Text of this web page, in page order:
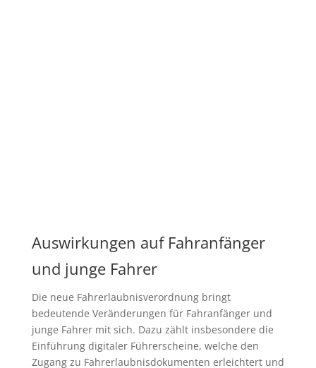
Auswirkungen auf Fahranfänger
und junge Fahrer
Die neue Fahrerlaubnisverordnung bringt
bedeutende Veränderungen für Fahranfänger und
junge Fahrer mit sich. Dazu zählt insbesondere die
Einführung digitaler Führerscheine, welche den
Zugang zu Fahrerlaubnisdokumenten erleichtert und